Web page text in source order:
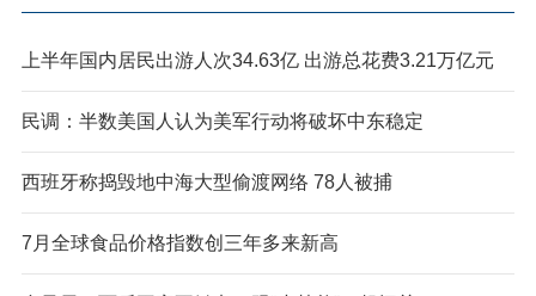
上半年国内居民出游人次34.63亿 出游总花费3.21万亿元
民调：半数美国人认为美军行动将破坏中东稳定
西班牙称捣毁地中海大型偷渡网络 78人被捕
7月全球食品价格指数创三年多来新高